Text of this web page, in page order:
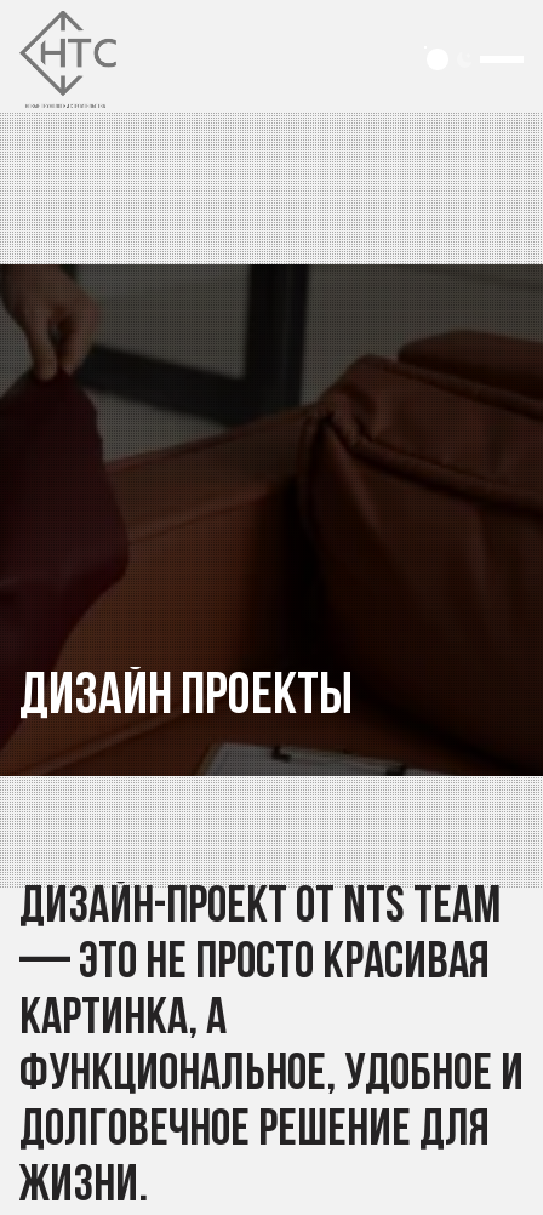
Дизайнпроекты
Дизайн-проект от NTS Team
—это не просто красивая
картинка,а
функциональное, удобное и
долговечное решение для
жизни.